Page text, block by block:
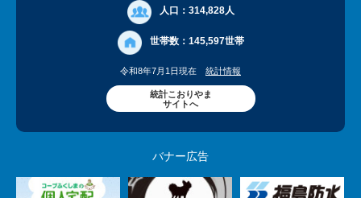
人口： 314,828人
世帯数： 145,597世帯
令和8年7月1日現在 統計情報
統計こおりやま
サイトへ
バナー広告